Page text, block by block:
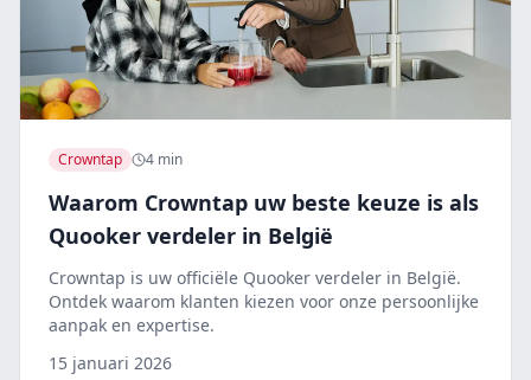
Crowntap 4 min
Waarom Crowntap uw beste keuze is als
Quooker verdeler in België
Crowntap is uw officiële Quooker verdeler in België.
Ontdek waarom klanten kiezen voor onze persoonlijke
aanpak en expertise.
15 januari 2026